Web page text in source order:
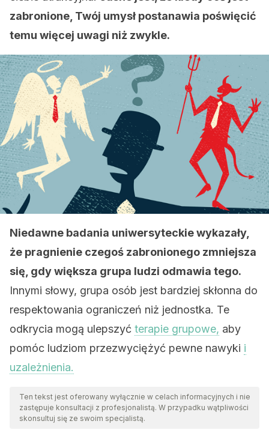
zabronione, Twój umysł postanawia poświęcić
temu więcej uwagi niż zwykle.
Niedawne badania uniwersyteckie wykazały,
że pragnienie czegoś zabronionego zmniejsza
się, gdy większa grupa ludzi odmawia tego.
Innymi słowy, grupa osób jest bardziej skłonna do
respektowania ograniczeń niż jednostka. Te
odkrycia mogą ulepszyć terapie grupowe, aby
pomóc ludziom przezwyciężyć pewne nawyki i
uzależnienia.
Ten tekst jest oferowany wyłącznie w celach informacyjnych i nie
zastępuje konsultacji z profesjonalistą. W przypadku wątpliwości
skonsultuj się ze swoim specjalistą.